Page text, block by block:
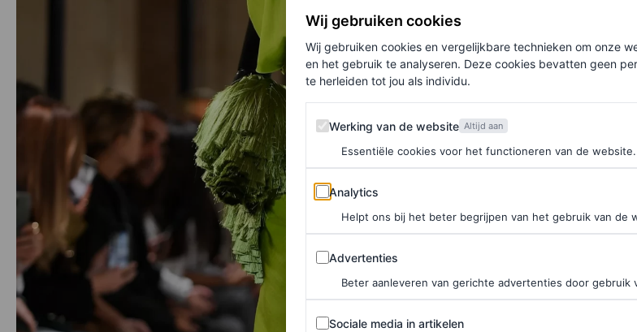
Wij gebruiken cookies
Wij gebruiken cookies en vergelijkbare technieken om onze
en het gebruik te analyseren. Deze cookies bevatten geen
te herleiden tot jou als individu.
Werking van de website
Werking van de website Altijd aan
Essentiële cookies voor het functioneren van de website.
Analytics
Analytics
Helpt ons bij het beter begrijpen van het gebruik van de
Advertenties
Advertenties
Beter aanleveren van gerichte advertenties door gebruik
Sociale media in artikelen
Sociale media in artikelen